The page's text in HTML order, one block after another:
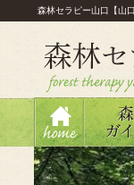
森林セラピー山口【山